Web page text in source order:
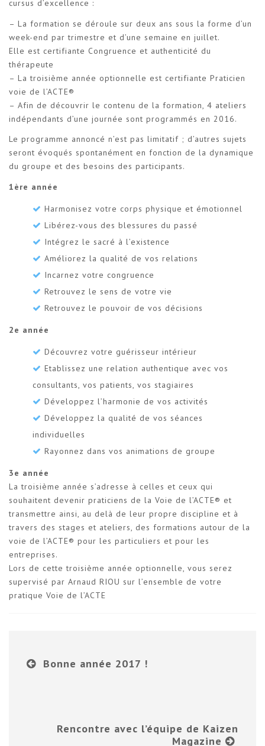
cursus d’excellence :
– La formation se déroule sur deux ans sous la forme d’un
week-end par trimestre et d’une semaine en juillet.
Elle est certifiante Congruence et authenticité du
thérapeute
– La troisième année optionnelle est certifiante Praticien
voie de l’ACTE®
– Afin de découvrir le contenu de la formation, 4 ateliers
indépendants d’une journée sont programmés en 2016.
Le programme annoncé n’est pas limitatif ; d’autres sujets
seront évoqués spontanément en fonction de la dynamique
du groupe et des besoins des participants.
1ère année
Harmonisez votre corps physique et émotionnel
Libérez-vous des blessures du passé
Intégrez le sacré à l’existence
Améliorez la qualité de vos relations
Incarnez votre congruence
Retrouvez le sens de votre vie
Retrouvez le pouvoir de vos décisions
2e année
Découvrez votre guérisseur intérieur
Etablissez une relation authentique avec vos
consultants, vos patients, vos stagiaires
Développez l’harmonie de vos activités
Développez la qualité de vos séances
individuelles
Rayonnez dans vos animations de groupe
3e année
La troisième année s’adresse à celles et ceux qui
souhaitent devenir praticiens de la Voie de l’ACTE® et
transmettre ainsi, au delà de leur propre discipline et à
travers des stages et ateliers, des formations autour de la
voie de l’ACTE® pour les particuliers et pour les
entreprises.
Lors de cette troisième année optionnelle, vous serez
supervisé par Arnaud RIOU sur l’ensemble de votre
pratique Voie de l’ACTE
Bonne année 2017 !
Rencontre avec l’équipe de Kaizen
Magazine